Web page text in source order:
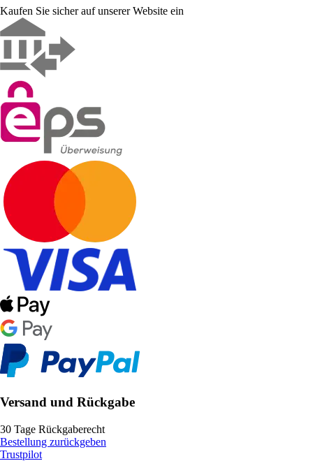
Kaufen Sie sicher auf unserer Website ein
Versand und Rückgabe
30 Tage Rückgaberecht
Bestellung zurückgeben
Trustpilot